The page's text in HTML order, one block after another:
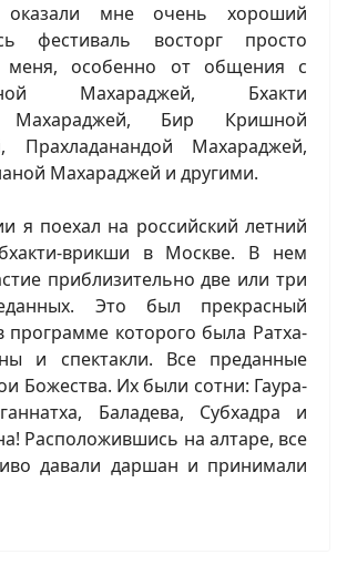
оказали мне очень хороший
фестиваль восторг просто
меня, особенно от общения с
Махараджей, Бхакти
Махараджей, Бир Кришной
Прахладанандой Махараджей,
Махараджей и другими.
я поехал на российский летний
врикши в Москве. В нем
приблизительно две или три
Это был прекрасный
программе которого была Ратха-
и спектакли. Все преданные
Божества. Их были сотни: Гаура-
Баладева, Субхадра и
Расположившись на алтаре, все
давали даршан и принимали